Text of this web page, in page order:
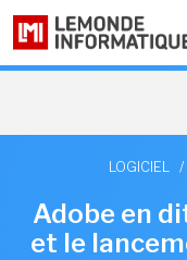
LOGICIEL /
Adobe en
et le